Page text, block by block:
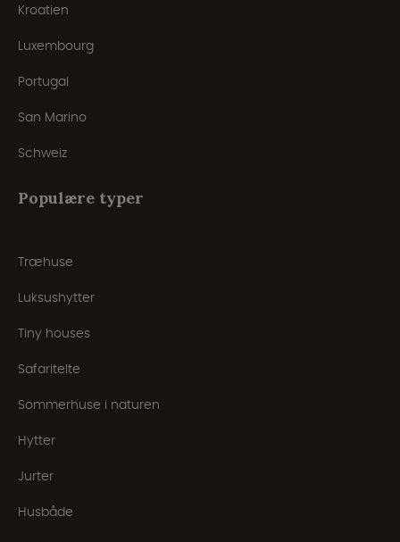
Kroatien
Luxembourg
Portugal
San Marino
Schweiz
Populære typer
Træhuse
Luksushytter
Tiny houses
Safaritelte
Sommerhuse i naturen
Hytter
Jurter
Husbåde